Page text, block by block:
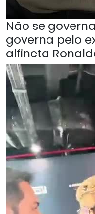
Não se
governa pelo
alfineta